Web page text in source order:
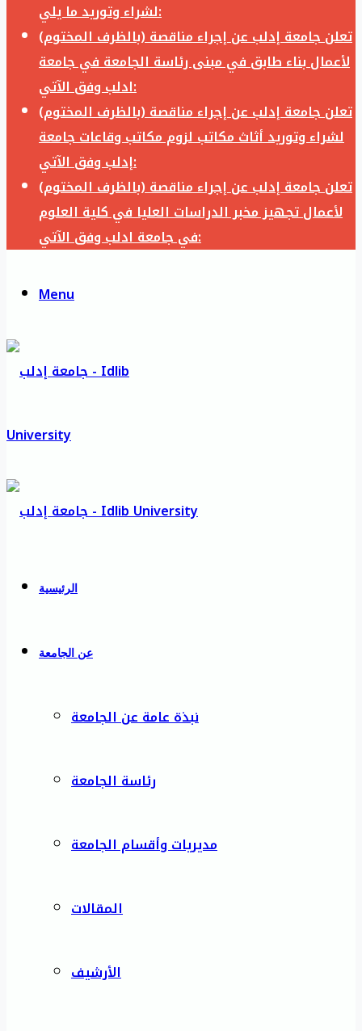
لشراء وتوريد ما يلي:
تعلن جامعة إدلب عن إجراء مناقصة (بالظرف المختوم)
لأعمال بناء طابق في مبنى رئاسة الجامعة في جامعة
ادلب وفق الآتي:
تعلن جامعة إدلب عن إجراء مناقصة (بالظرف المختوم)
لشراء وتوريد أثاث مكاتب لزوم مكاتب وقاعات جامعة
إدلب وفق الآتي:
تعلن جامعة إدلب عن إجراء مناقصة (بالظرف المختوم)
لأعمال تجهيز مخبر الدراسات العليا في كلية العلوم
في جامعة ادلب وفق الآتي:
Menu
الرئيسية
عن الجامعة
نبذة عامة عن الجامعة
رئاسة الجامعة
مديريات وأقسام الجامعة
المقالات
الأرشيف